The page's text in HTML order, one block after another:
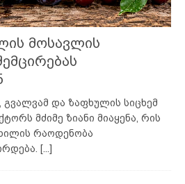
მოსავლის
გვალვამ და ზაფხულის სიცხემ
მძიმე ზიანი მიაყენა, რის
რაოდენობა
[...]